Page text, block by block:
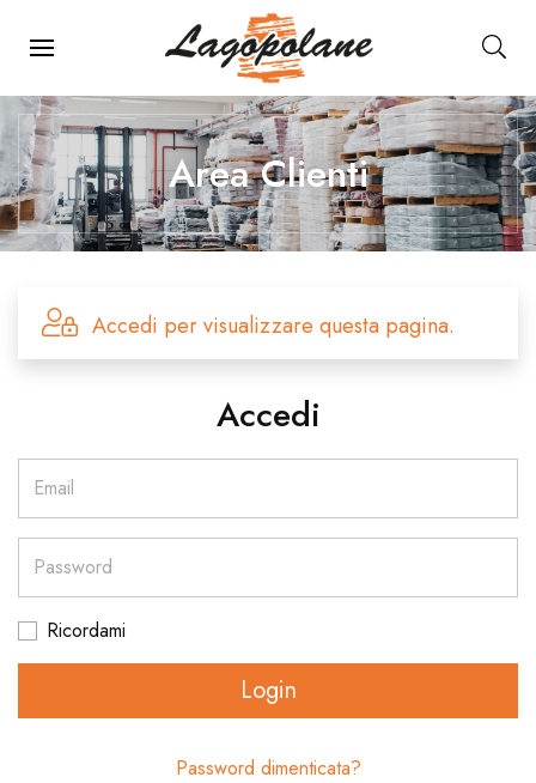
Menu Principale
Area Clienti
Accedi per visualizzare questa pagina.
Accedi
Email
Password
Ricordami
Login
Password dimenticata?